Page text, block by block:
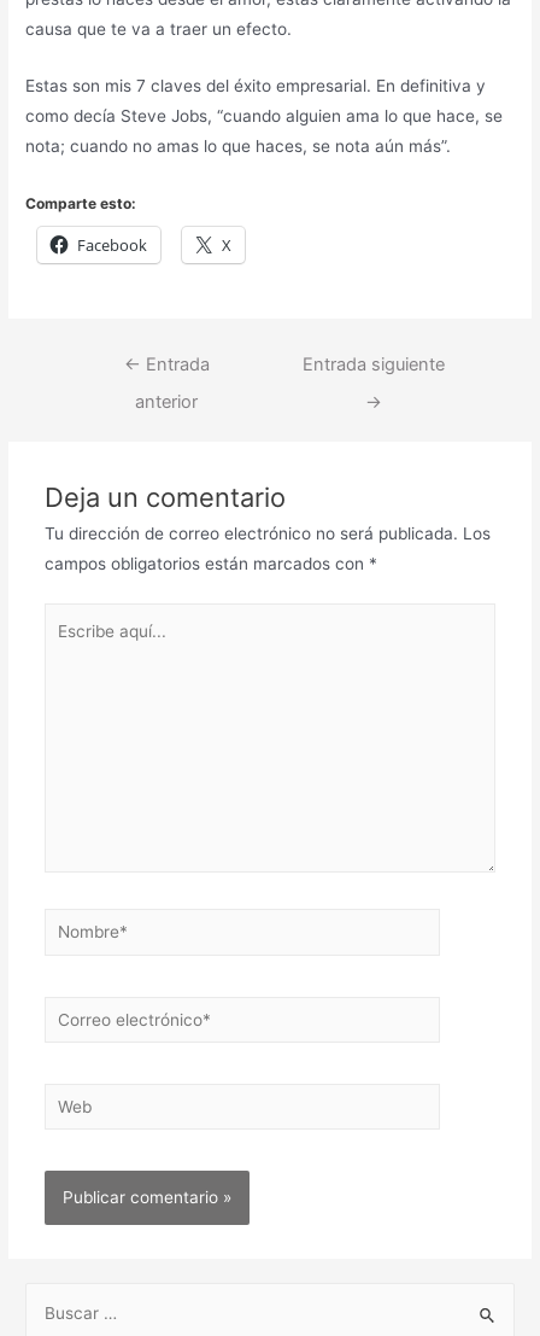
causa que te va a traer un efecto.
Estas son mis 7 claves del éxito empresarial. En definitiva y
como decía Steve Jobs, “cuando alguien ama lo que hace, se
nota; cuando no amas lo que haces, se nota aún más”.
Comparte esto:
Facebook X
← Entrada
anterior
Entrada siguiente
→
Deja un comentario
Tu dirección de correo electrónico no será publicada. Los
campos obligatorios están marcados con *